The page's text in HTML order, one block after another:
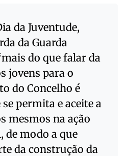
da Juventude,
da Guarda
mais do que falar da
jovens para o
do Concelho é
permita e aceite a
mesmos na ação
de modo a que
da construção da